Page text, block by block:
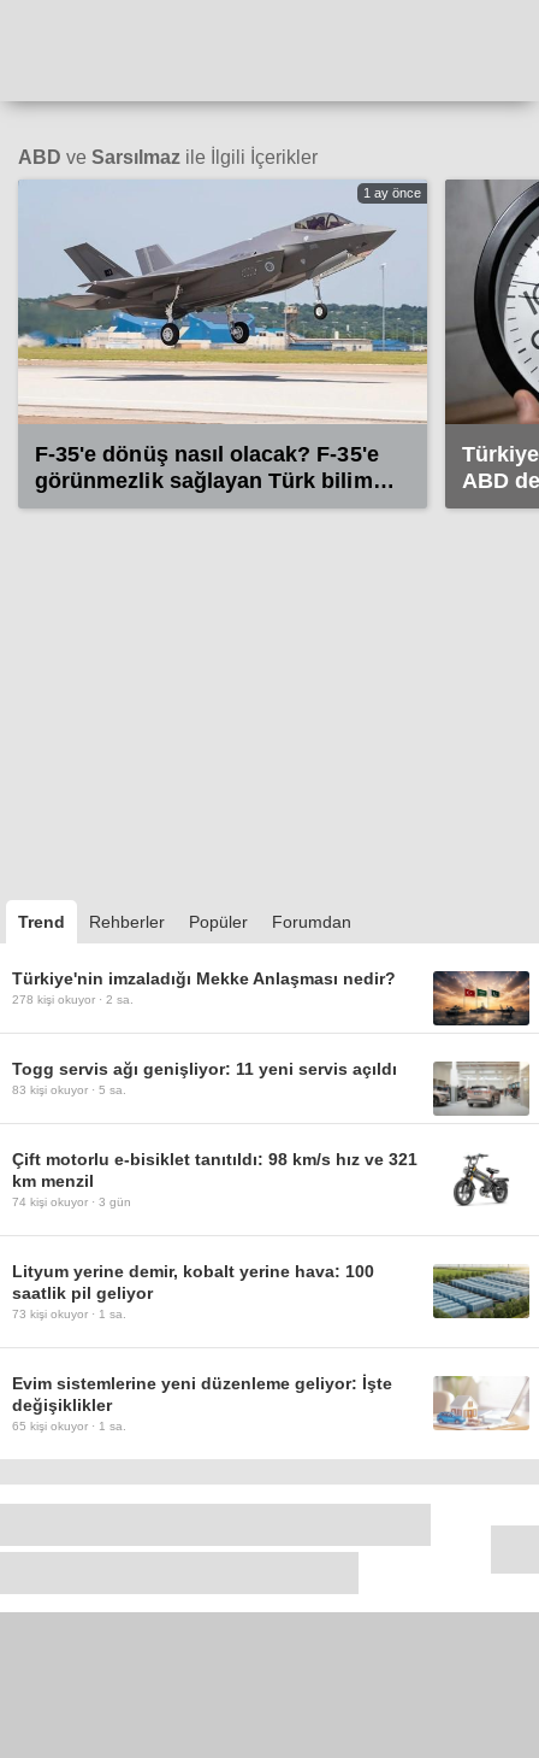
ABD ve Sarsılmaz ile İlgili İçerikler
1 ay önce
F-35'e dönüş nasıl olacak? F-35'e
görünmezlik sağlayan Türk bilim
insanı konuştu
ABD
Trend Rehberler Popüler Forumdan
Türkiye'nin imzaladığı Mekke Anlaşması nedir?
278 kişi okuyor · 2 sa.
Togg servis ağı genişliyor: 11 yeni servis açıldı
83 kişi okuyor · 5 sa.
Çift motorlu e-bisiklet tanıtıldı: 98 km/s hız ve 321
km menzil
74 kişi okuyor · 3 gün
Lityum yerine demir, kobalt yerine hava: 100
saatlik pil geliyor
73 kişi okuyor · 1 sa.
Evim sistemlerine yeni düzenleme geliyor: İşte
değişiklikler
65 kişi okuyor · 1 sa.